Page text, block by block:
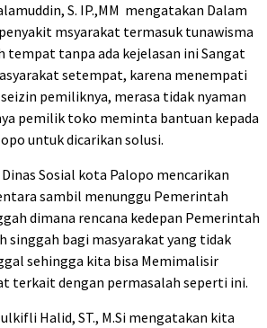
S. IP.,MM mengatakan Dalam
msyarakat termasuk tunawisma
tempat tanpa ada kejelasan ini Sangat
setempat, karena menempati
pemiliknya, merasa tidak nyaman
pemilik toko meminta bantuan kepada
untuk dicarikan solusi.
Sosial kota Palopo mencarikan
sambil menunggu Pemerintah
dimana rencana kedepan Pemerintah
singgah bagi masyarakat yang tidak
sehingga kita bisa Memimalisir
terkait dengan permasalah seperti ini.
Halid, ST., M.Si mengatakan kita